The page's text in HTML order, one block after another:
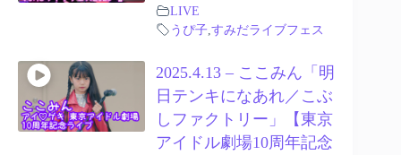
LIVE
うぴ子, すみだライブフェス
2025.4.13 – ここみん「明
日テンキになあれ／こぶ
しファクトリー」【東京
アイドル劇場10周年記念